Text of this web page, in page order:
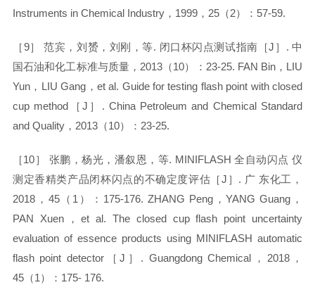
Instruments in Chemical Industry，1999，25（2）：57-59.
［9］ 范宾，刘赟，刘刚，等. 闭口杯闪点测试指南［J］. 中
国石油和化工标准与质量，2013（10）：23-25. FAN Bin，LIU
Yun，LIU Gang，et al. Guide for testing flash point with closed
cup method［J］. China Petroleum and Chemical Standard
and Quality，2013（10）：23-25.
［10］ 张鹏，杨光，潘叙恩，等. MINIFLASH 全自动闪点 仪
测定香精类产品闭杯闪点的不确定度评估［J］. 广 东化工，
2018，45（1）：175-176. ZHANG Peng，YANG Guang，
PAN Xuen，et al. The closed cup flash point uncertainty
evaluation of essence products using MINIFLASH automatic
flash point detector［J］. Guangdong Chemical，2018，
45（1）：175- 176.